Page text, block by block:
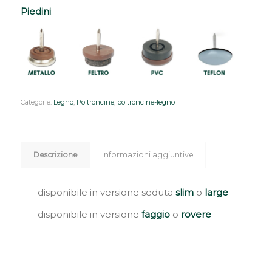
Piedini:
Categorie: Legno, Poltroncine, poltroncine-legno
Descrizione Informazioni aggiuntive
– disponibile in versione seduta slim o large
– disponibile in versione faggio o rovere